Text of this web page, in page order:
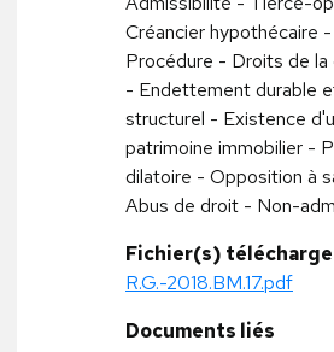
Créancier hypothécaire -
Procédure - Droits de la
- Endettement durable
structurel - Existence
patrimoine immobilier -
dilatoire - Opposition à
Abus de droit - Non-
Fichier(s)
R.G.-2018.BM.17.pdf
Documents liés